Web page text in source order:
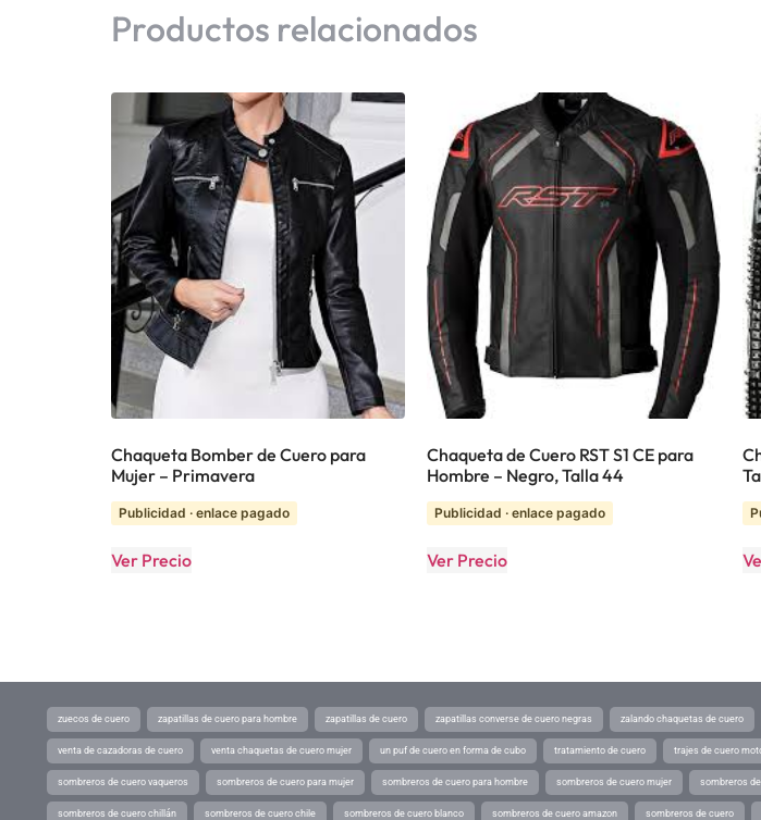
Productos relacionados
Chaqueta Bomber de Cuero para
Mujer – Primavera
Publicidad · enlace pagado
Ver Precio
Chaqueta de Cuero RST S1 CE para
Hombre – Negro, Talla 44
Publicidad · enlace pagado
Ver Precio
zuecos de cuero zapatillas de cuero para hombre zapatillas de cuero zapatillas converse de cuero negras zalando chaquetas de cuero
venta de cazadoras de cuero venta chaquetas de cuero mujer un puf de cuero en forma de cubo tratamiento de cuero trajes de cuero
sombreros de cuero vaqueros sombreros de cuero para mujer sombreros de cuero para hombre sombreros de cuero mujer sombreros
sombreros de cuero chillán sombreros de cuero chile sombreros de cuero blanco sombreros de cuero amazon sombreros de cuero